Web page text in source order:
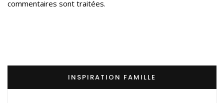
commentaires sont traitées.
INSPIRATION FAMILLE